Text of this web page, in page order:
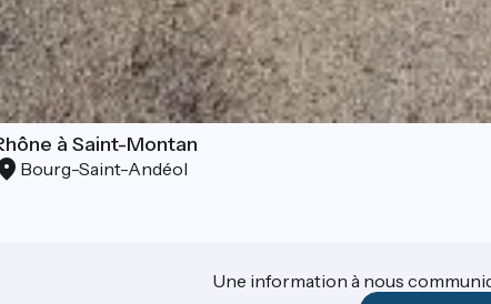
à Saint-Montan
Bourg-Saint-Andéol
Une information à nous